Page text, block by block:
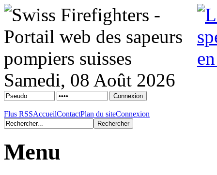
Samedi, 08 Août 2026
Flus RSSAccueilContactPlan du siteConnexion
Menu